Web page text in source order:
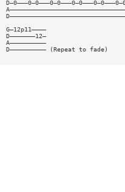
G—12p11————
D———————12—
A——————————
D—————————— (Repeat to fade)